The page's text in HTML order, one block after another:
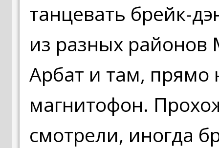
танцевать брейк-
из разных
Арбат и там, прямо
магнитофон.
смотрели, иногда